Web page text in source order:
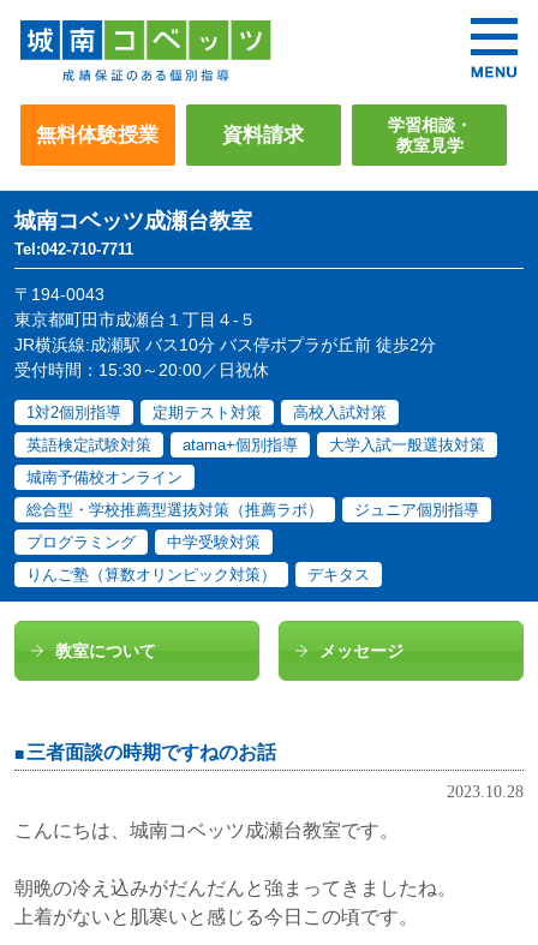
無料体験授業 資料請求
学習相談・
教室見学
城南コベッツ成瀬台教室
Tel:042-710-7711
〒194-0043
東京都町田市成瀬台１丁目４-５
JR横浜線:成瀬駅 バス10分 バス停ポプラが丘前 徒歩2分
受付時間：15:30～20:00／日祝休
1対2個別指導 定期テスト対策
高校入試対策
英語検定試験対策
atama+個別指導
大学入試一般選抜対策
城南予備校オンライン
総合型・学校推薦型選抜対策（推薦ラボ）
ジュニア個別指導
プログラミング
中学受験対策
りんご塾（算数オリンピック対策）
デキタス
教室について メッセージ
三者面談の時期ですねのお話
2023.10.28
こんにちは、城南コベッツ成瀬台教室です。
朝晩の冷え込みがだんだんと強まってきましたね。
上着がないと肌寒いと感じる今日この頃です。